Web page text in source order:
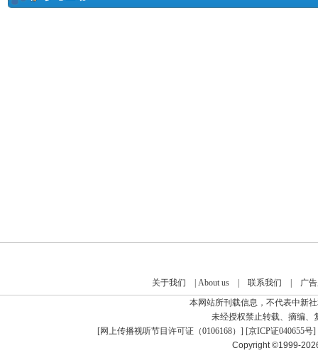
关于我们 | About us| 联系我们 |
广
本网站所刊载信息，不代表中新
未经授权禁止转载、摘编、
[网上传播视听节目许可证（0106168） ] [京ICP证040655号]
Copyright ©1999-